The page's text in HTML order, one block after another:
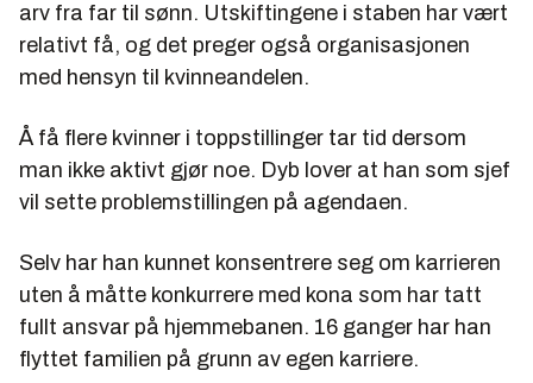
arv fra far til sønn. Utskiftingene i staben har vært
relativt få, og det preger også organisasjonen
med hensyn til kvinneandelen.
Å få flere kvinner i toppstillinger tar tid dersom
man ikke aktivt gjør noe. Dyb lover at han som sjef
vil sette problemstillingen på agendaen.
Selv har han kunnet konsentrere seg om karrieren
uten å måtte konkurrere med kona som har tatt
fullt ansvar på hjemmebanen. 16 ganger har han
flyttet familien på grunn av egen karriere.